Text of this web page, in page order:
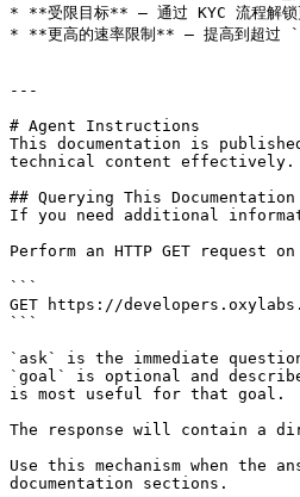
* **受限目标** — 通过 KYC 流程解锁
* **更高的速率限制** — 提高到超过
---
# Agent Instructions
This documentation is
technical content effectively.
## Querying This Documentation
If you need additional
Perform an HTTP GET
```
GET https://
```
`ask` is the immediate
`goal` is optional and
is most useful for that goal.
The response will contain a
Use this mechanism when